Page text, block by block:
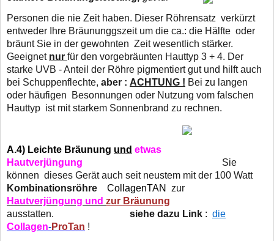
Personen die nie Zeit haben. Dieser Röhrensatz verkürzt
entweder Ihre Bräununggszeit um die ca.: die Hälfte oder
bräunt Sie in der gewohnten Zeit wesentlich stärker.
Geeignet nur für den vorgebräunten Hauttyp 3 + 4. Der
starke UVB - Anteil der Röhre pigmentiert gut und hilft auch
bei Schuppenflechte, aber : ACHTUNG ! Bei zu langen
oder häufigen Besonnungen oder Nutzung vom falschen
Hauttyp ist mit starkem Sonnenbrand zu rechnen.
A.4) Leichte Bräunung und etwas
Hautverjüngung
Sie
können dieses Gerät auch seit neustem mit der 100 Watt
Kombinationsröhre
CollagenTAN
zur
Hautverjüngung und zur Bräunung
ausstatten. siehe dazu Link : die
Collagen-ProTan !